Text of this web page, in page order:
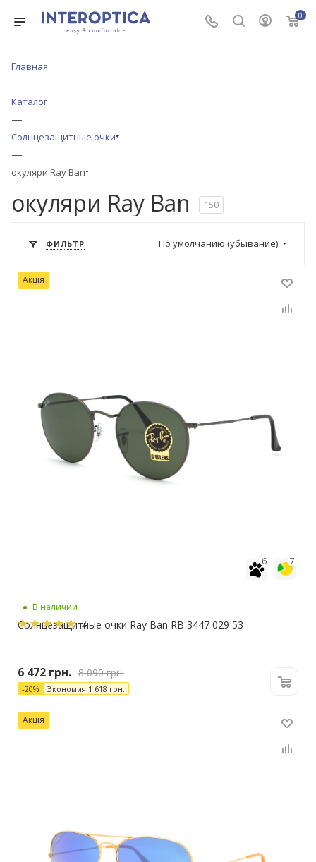
0
Главная
—
Каталог
—
Солнцезащитные очки
—
окуляри Ray Ban
окуляри Ray Ban 150
ФИЛЬТР По умолчанию (убывание)
Акція
7
6
В наличии
2
Солнцезащитные очки Ray Ban RB 3447 029 53
6 472 грн. 8 090грн.
-20% Экономия 1 618 грн.
Акція